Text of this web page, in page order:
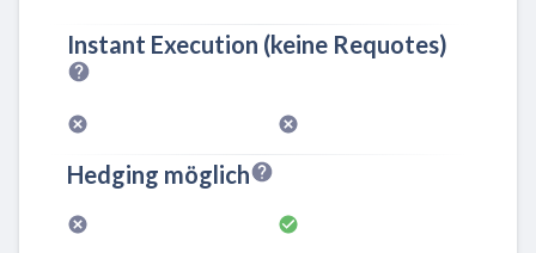
Instant Execution (keine Requotes)
Hedging möglich